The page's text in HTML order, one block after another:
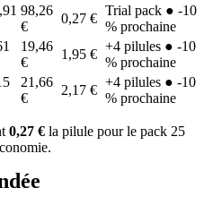
98,26
€
0,27 €
Trial pack ● -10
% prochaine
19,46
€
1,95 €
+4 pilules ● -10
% prochaine
21,66
€
2,17 €
+4 pilules ● -10
% prochaine
0,27 € la pilule pour le pack 25